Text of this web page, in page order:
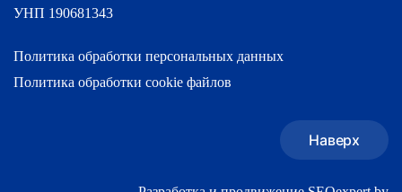
УНП 190681343
Политика обработки персональных данных
Политика обработки cookie файлов
Наверх